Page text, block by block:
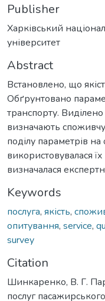
Publisher
Харківський
університет
Abstract
Встановлено, що
Обґрунтовано
транспорту.
визначають
поділу параметрів на
використовувалася
визначалася
Keywords
послуга, якість,
опитування, service,
survey
Citation
Шинкаренко, В. Г.
послуг